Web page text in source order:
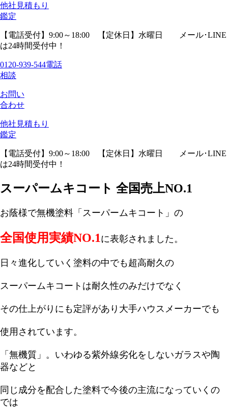
他社見積もり
鑑定
【電話受付】9:00～18:00 【定休日】水曜日
メール･LINE
は24時間受付中！
0120-939-544電話
相談
お問い
合わせ
他社見積もり
鑑定
【電話受付】9:00～18:00 【定休日】水曜日
メール･LINE
は24時間受付中！
スーパームキコート 全国売上NO.1
お蔭様で無機塗料「スーパームキコート」の
全国使用実績NO.1に表彰されました。
日々進化していく塗料の中でも超高耐久の
スーパームキコートは耐久性のみだけでなく
その仕上がりにも定評があり大手ハウスメーカーでも
使用されています。
「無機質」。いわゆる紫外線劣化をしないガラスや陶
器などと
同じ成分を配合した塗料で今後の主流になっていくの
では